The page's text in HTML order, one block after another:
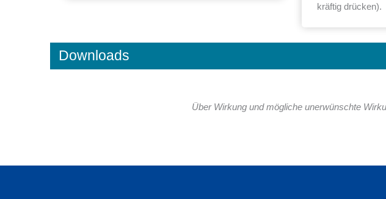
kräftig drücken).
Downloads
Über Wirkung und mögliche unerwünschte